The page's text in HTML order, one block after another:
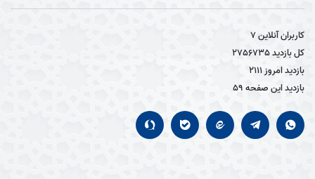
کاربران آنلاین7
کل بازدید2756735
بازدید امروز2111
بازدید این صفحه59